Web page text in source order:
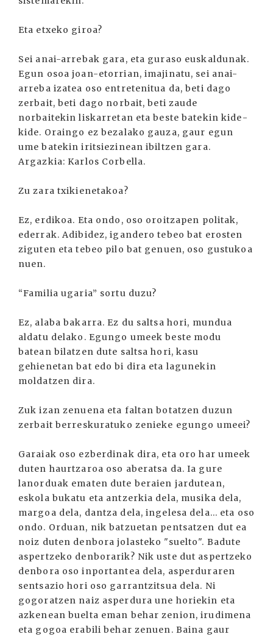
Eta etxeko giroa?
Sei anai-arrebak gara, eta guraso euskaldunak.
Egun osoa joan-etorrian, imajinatu, sei anai-
arreba izatea oso entretenitua da, beti dago
zerbait, beti dago norbait, beti zaude
norbaitekin liskarretan eta beste batekin kide-
kide. Oraingo ez bezalako gauza, gaur egun
ume batekin iritsiezinean ibiltzen gara.
Argazkia: Karlos Corbella.
Zu zara txikienetakoa?
Ez, erdikoa. Eta ondo, oso oroitzapen politak,
ederrak. Adibidez, igandero tebeo bat erosten
ziguten eta tebeo pilo bat genuen, oso gustukoa
nuen.
“Familia ugaria” sortu duzu?
Ez, alaba bakarra. Ez du saltsa hori, mundua
aldatu delako. Egungo umeek beste modu
batean bilatzen dute saltsa hori, kasu
gehienetan bat edo bi dira eta lagunekin
moldatzen dira.
Zuk izan zenuena eta faltan botatzen duzun
zerbait berreskuratuko zenieke egungo umeei?
Garaiak oso ezberdinak dira, eta oro har umeek
duten haurtzaroa oso aberatsa da. Ia gure
lanorduak ematen dute beraien jardutean,
eskola bukatu eta antzerkia dela, musika dela,
margoa dela, dantza dela, ingelesa dela... eta oso
ondo. Orduan, nik batzuetan pentsatzen dut ea
noiz duten denbora jolasteko "suelto". Badute
aspertzeko denborarik? Nik uste dut aspertzeko
denbora oso inportantea dela, asperduraren
sentsazio hori oso garrantzitsua dela. Ni
gogoratzen naiz asperdura une horiekin eta
azkenean buelta eman behar zenion, irudimena
eta gogoa erabili behar zenuen. Baina gaur